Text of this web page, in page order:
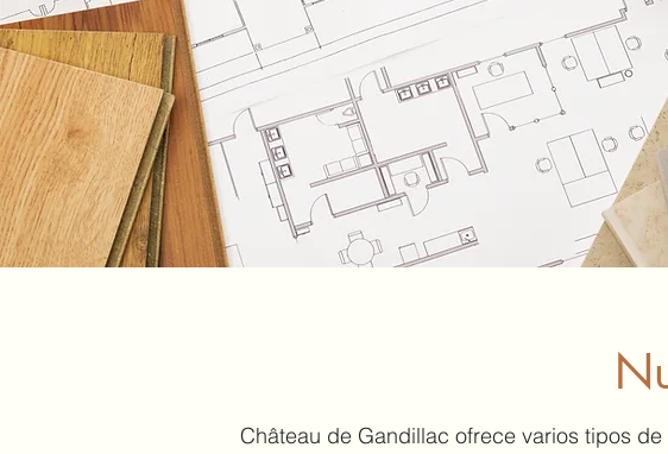
Château de Gandillac ofrece varios tipos